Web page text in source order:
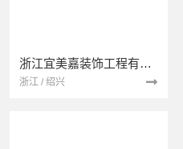
浙江宜美嘉装饰工程有限公司
浙江 / 绍兴